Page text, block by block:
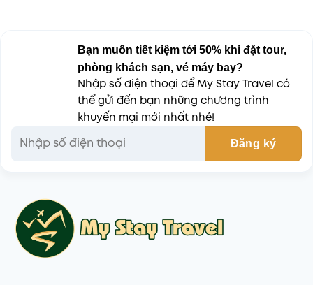
Bạn muốn tiết kiệm tới 50% khi đặt tour,
phòng khách sạn, vé máy bay?
Nhập số điện thoại để My Stay Travel có
thể gửi đến bạn những chương trình
khuyến mại mới nhất nhé!